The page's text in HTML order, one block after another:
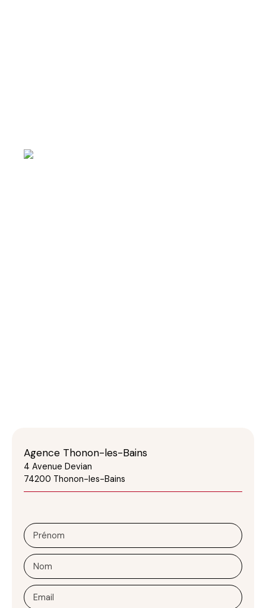
Agence Thonon-les-Bains
4 Avenue Devian
74200 Thonon-les-Bains
Prénom
Nom
Email